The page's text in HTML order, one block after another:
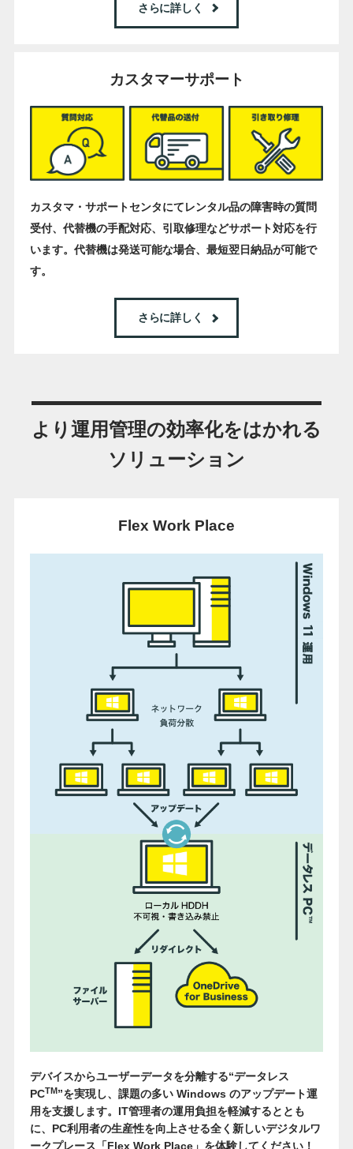
さらに詳しく
カスタマーサポート
カスタマ・サポートセンタにてレンタル品の障害時の質問
受付、代替機の手配対応、引取修理などサポート対応を行
います。代替機は発送可能な場合、最短翌日納品が可能で
す。
さらに詳しく
より運用管理の効率化をはかれる
ソリューション
Flex Work Place
デバイスからユーザーデータを分離する“データレス
PCTM”を実現し、課題の多い Windows のアップデート運
用を支援します。 IT管理者の運用負担を軽減するととも
に、PC利用者の生産性を向上させる全く新しいデジタルワ
ークプレース「Flex Work Place」を体験してください！